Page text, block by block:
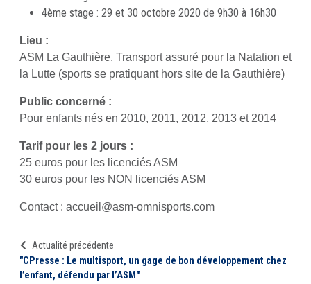
4ème stage : 29 et 30 octobre 2020 de 9h30 à 16h30
Lieu :
ASM La Gauthière. Transport assuré pour la Natation et
la Lutte (sports se pratiquant hors site de la Gauthière)
Public concerné :
Pour enfants nés en 2010, 2011, 2012, 2013 et 2014
Tarif pour les 2 jours :
25 euros pour les licenciés ASM
30 euros pour les NON licenciés ASM
Contact : accueil@asm-omnisports.com
Actualité précédente
"CPresse : Le multisport, un gage de bon développement chez
l’enfant, défendu par l’ASM"